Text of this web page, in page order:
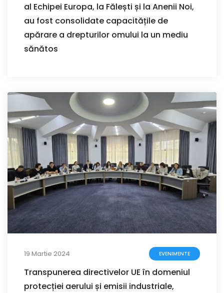
al Echipei Europa, la Fălești și la Anenii Noi,
au fost consolidate capacitățile de
apărare a drepturilor omului la un mediu
sănătos
19 Martie 2024 EVENIMENTE
Transpunerea directivelor UE în domeniul
protecției aerului și emisii industriale,